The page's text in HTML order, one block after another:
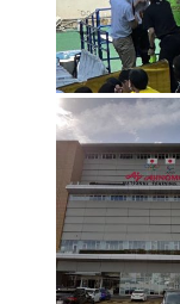
お盆休みのお
インターハイ
東京オリンピ
初戦突破！！！
特別診療のお